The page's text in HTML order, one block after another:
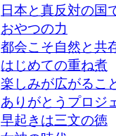
日本と真反対の国
おやつの力
都会こそ自然と共
はじめての重ね煮
楽しみが広がるこ
ありがとうプロジ
早起きは三文の徳